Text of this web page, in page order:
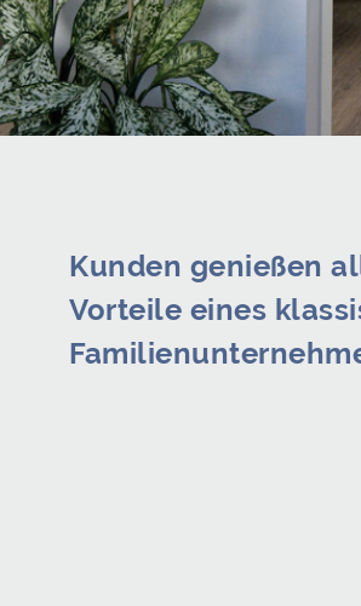
Kunden genießen
Vorteile eines